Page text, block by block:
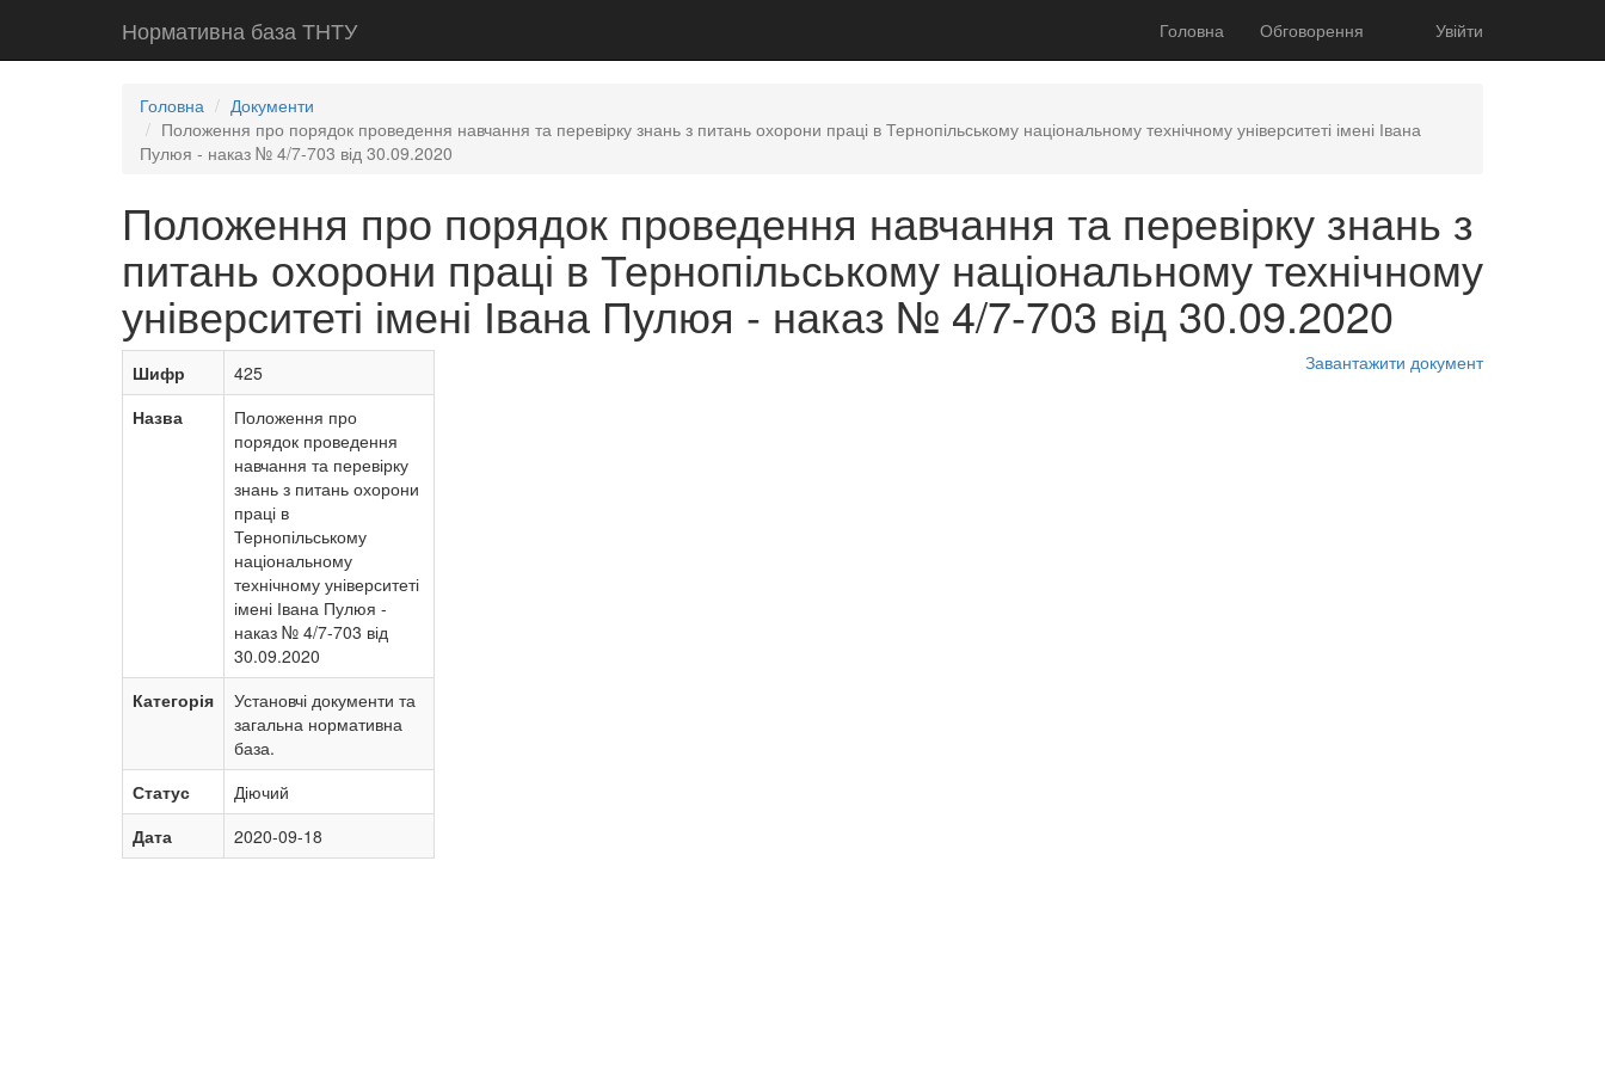
Нормативна база ТНТУ Головна Обговорення Увійти
Головна
Документи
Положення про порядок проведення навчання та перевірку знань з питань охорони праці в Тернопільському національному технічному університеті імені Івана
Пулюя - наказ № 4/7-703 від 30.09.2020
Положення про порядок проведення навчання та перевірку знань з
питань охорони праці в Тернопільському національному технічному
університеті імені Івана Пулюя - наказ № 4/7-703 від 30.09.2020
Шифр
425
Назва
Положення про
порядок проведення
навчання та перевірку
знань з питань охорони
праці в
Тернопільському
національному
технічному університеті
імені Івана Пулюя -
наказ № 4/7-703 від
30.09.2020
Категорія
Установчі документи та
загальна нормативна
база.
Статус
Діючий
Дата
2020-09-18
Завантажити документ